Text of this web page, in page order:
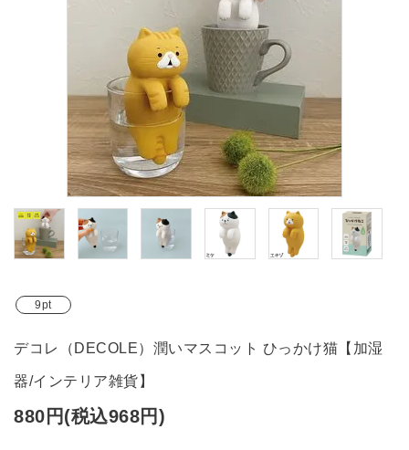
カテゴリーから探す
ガイドライン
9pt
デコレ（DECOLE）潤いマスコット ひっかけ猫【加湿
器/インテリア雑貨】
880円(税込968円)